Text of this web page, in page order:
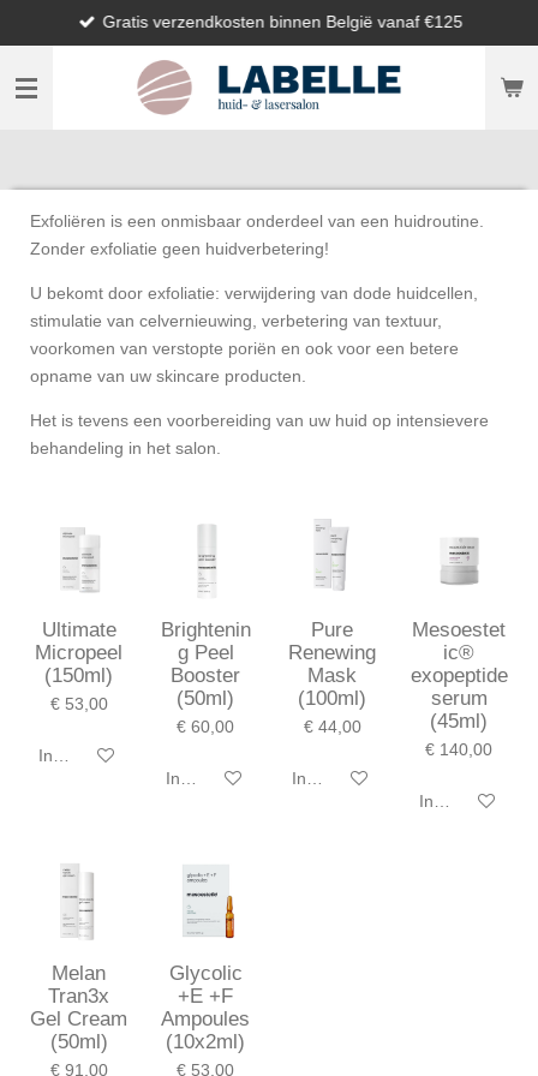
direct
naar
hoofdinhoud
Gratis verzendkosten binnen België vanaf €125
Exfoliëren is een onmisbaar onderdeel van een huidroutine.
Zonder exfoliatie geen huidverbetering!
U bekomt door exfoliatie: verwijdering van dode huidcellen,
stimulatie van celvernieuwing, verbetering van textuur,
voorkomen van verstopte poriën en ook voor een betere
opname van uw skincare producten.
Het is tevens een voorbereiding van uw huid op intensievere
behandeling in het salon.
Ultimate
Micropeel
(150ml)
€ 53,00
In winkelwagen
Brightenin
g Peel
Booster
(50ml)
€ 60,00
In winkelwagen
Pure
Renewing
Mask
(100ml)
€ 44,00
In winkelwagen
Mesoestet
ic®
exopeptide
serum
(45ml)
€ 140,00
In winkelwagen
Melan
Tran3x
Gel Cream
(50ml)
€ 91,00
Glycolic
+E +F
Ampoules
(10x2ml)
€ 53,00